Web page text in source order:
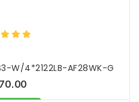
W/4*2122LB-AF28WK-G